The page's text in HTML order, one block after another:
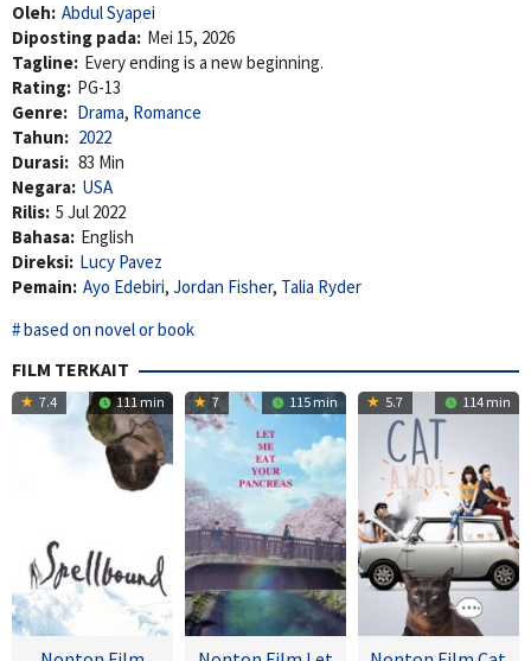
Oleh: Abdul Syapei
Diposting pada: Mei 15, 2026
Tagline: Every ending is a new beginning.
Rating: PG-13
Genre: Drama, Romance
Tahun: 2022
Durasi: 83 Min
Negara: USA
Rilis: 5 Jul 2022
Bahasa: English
Direksi: Lucy Pavez
Pemain: Ayo Edebiri, Jordan Fisher, Talia Ryder
based on novel or book
FILM TERKAIT
7.4 111 min 7 115 min 5.7 114 min